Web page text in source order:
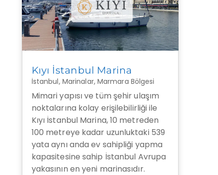
Kıyı İstanbul Marina
İstanbul, Marinalar, Marmara Bölgesi
Mimari yapısı ve tüm şehir ulaşım
noktalarına kolay erişilebilirliği ile
Kıyı İstanbul Marina, 10 metreden
100 metreye kadar uzunluktaki 539
yata aynı anda ev sahipliği yapma
kapasitesine sahip İstanbul Avrupa
yakasının en yeni marinasıdır.